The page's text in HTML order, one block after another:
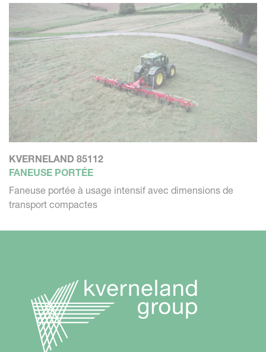
KVERNELAND 85112
FANEUSE PORTÉE
Faneuse portée à usage intensif avec dimensions de
transport compactes